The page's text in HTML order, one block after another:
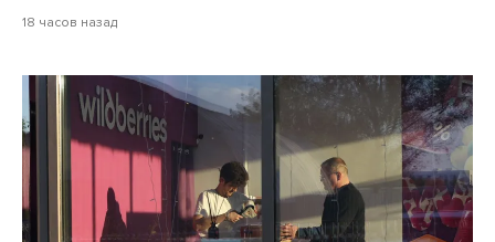
18 часов назад